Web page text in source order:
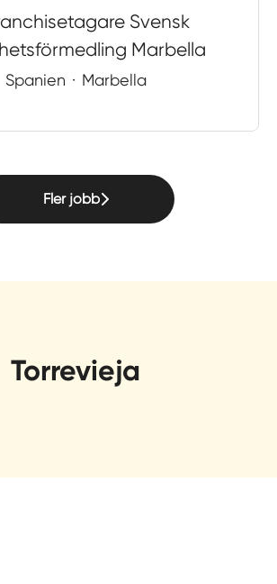
Svensk
Marbella
Spanien · Marbella
Fler jobb
Torrevieja